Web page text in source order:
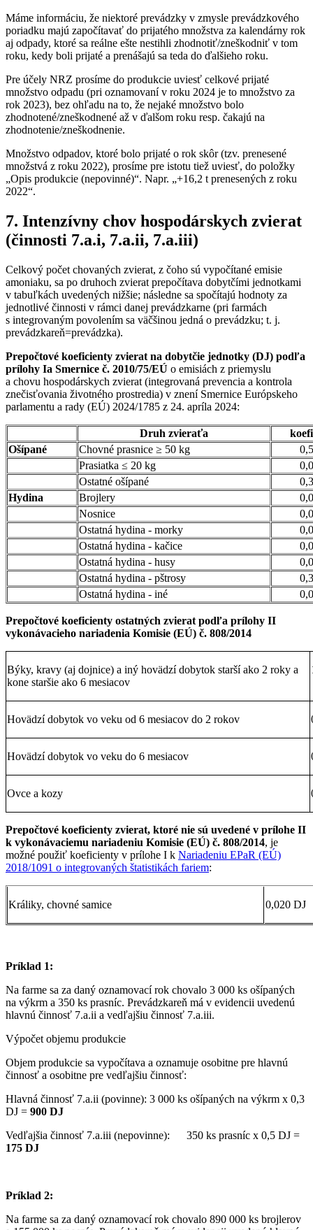
Máme informáciu, že niektoré prevádzky v zmysle prevádzkového
poriadku majú započítavať do prijatého množstva za kalendárny rok
aj odpady, ktoré sa reálne ešte nestihli zhodnotiť/zneškodniť v tom
roku, kedy boli prijaté a prenášajú sa teda do ďalšieho roku.
Pre účely NRZ prosíme do produkcie uviesť celkové prijaté
množstvo odpadu (pri oznamovaní v roku 2024 je to množstvo za
rok 2023), bez ohľadu na to, že nejaké množstvo bolo
zhodnotené/zneškodnené až v ďalšom roku resp. čakajú na
zhodnotenie/zneškodnenie.
Množstvo odpadov, ktoré bolo prijaté o rok skôr (tzv. prenesené
množstvá z roku 2022), prosíme pre istotu tiež uviesť, do položky
„Opis produkcie (nepovinné)“. Napr. „+16,2 t prenesených z roku
2022“.
7. Intenzívny chov hospodárskych zvierat
(činnosti 7.a.i, 7.a.ii, 7.a.iii)
Celkový počet chovaných zvierat, z čoho sú vypočítané emisie
amoniaku, sa po druhoch zvierat prepočítava dobytčími jednotkami
v tabuľkách uvedených nižšie; následne sa spočítajú hodnoty za
jednotlivé činnosti v rámci danej prevádzkarne (pri farmách
s integrovaným povolením sa väčšinou jedná o prevádzku; t. j.
prevádzkareň=prevádzka).
Prepočtové koeficienty zvierat na dobytčie jednotky (DJ) podľa
prílohy Ia Smernice č. 2010/75/EÚ o emisiách z priemyslu
a chovu hospodárskych zvierat (integrovaná prevencia a kontrola
znečisťovania životného prostredia) v znení Smernice Európskeho
parlamentu a rady (EÚ) 2024/1785 z 24. apríla 2024:
Druh zvieraťa
Ošípané
Chovné prasnice ≥ 50 kg
Prasiatka ≤ 20 kg
Ostatné ošípané
Hydina
Brojlery
Nosnice
Ostatná hydina - morky
Ostatná hydina - kačice
Ostatná hydina - husy
Ostatná hydina - pštrosy
Ostatná hydina - iné
Prepočtové koeficienty ostatných zvierat podľa prílohy II
vykonávacieho nariadenia Komisie (EÚ) č. 808/2014
Býky, kravy (aj dojnice) a iný hovädzí dobytok starší ako 2 roky a
kone staršie ako 6 mesiacov
Hovädzí dobytok vo veku od 6 mesiacov do 2 rokov
Hovädzí dobytok vo veku do 6 mesiacov
Ovce a kozy
Prepočtové koeficienty zvierat, ktoré nie sú uvedené v prílohe II
k vykonávaciemu nariadeniu Komisie (EÚ) č. 808/2014, je
možné použiť koeficienty v prílohe I k Nariadeniu EPaR (EÚ)
2018/1091 o integrovaných štatistikách fariem:
Králiky, chovné samice 0,020 DJ
Príklad 1:
Na farme sa za daný oznamovací rok chovalo 3 000 ks ošípaných
na výkrm a 350 ks prasníc. Prevádzkareň má v evidencii uvedenú
hlavnú činnosť 7.a.ii a vedľajšiu činnosť 7.a.iii.
Výpočet objemu produkcie
Objem produkcie sa vypočítava a oznamuje osobitne pre hlavnú
činnosť a osobitne pre vedľajšiu činnosť:
Hlavná činnosť 7.a.ii (povinne): 3 000 ks ošípaných na výkrm x 0,3
DJ = 900 DJ
Vedľajšia činnosť 7.a.iii (nepovinne): 350 ks prasníc x 0,5 DJ =
175 DJ
Príklad 2:
Na farme sa za daný oznamovací rok chovalo 890 000 ks brojlerov